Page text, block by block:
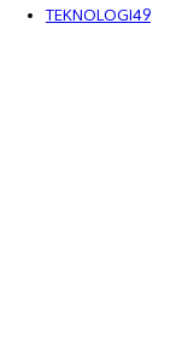
TEKNOLOGI49